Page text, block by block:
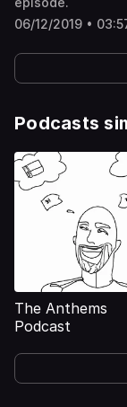
06/12/2019 •
Podcasts
The Anthems
Podcast